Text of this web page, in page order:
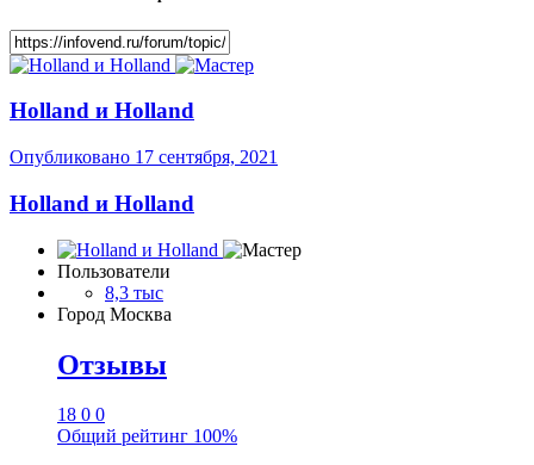
Holland и Holland
Опубликовано 17 сентября, 2021
Holland и Holland
Пользователи
8,3 тыс
Город Москва
Отзывы
18 0 0
Общий рейтинг 100%